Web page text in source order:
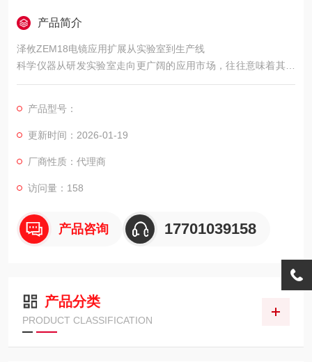
产品简介
泽攸ZEM18电镜应用扩展从实验室到生产线
科学仪器从研发实验室走向更广阔的应用市场，往往意味着其技
术成熟度和实用性达到了新的阶段。
产品型号：
更新时间：2026-01-19
厂商性质：代理商
访问量：158
产品咨询 17701039158
产品分类
PRODUCT CLASSIFICATION